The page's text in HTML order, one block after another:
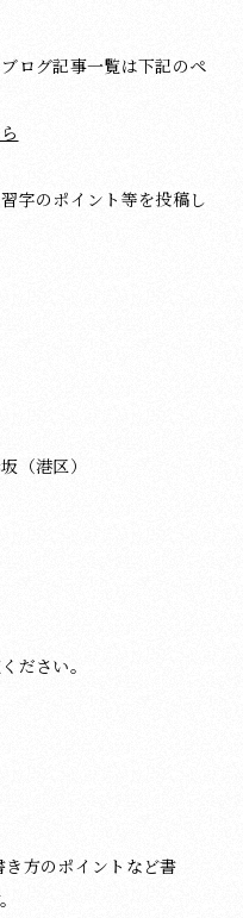
ログ記事一覧は下記のペ
字のポイント等を投稿し
（港区）
ださい。
方のポイントなど書